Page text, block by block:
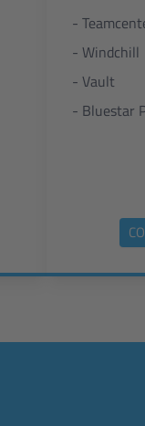
-
- Windchill
- Vault
- Bluestar